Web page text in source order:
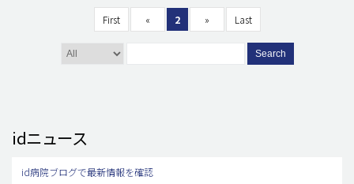
First « 2 » Last
Search
idニュース
id病院ブログで最新情報を確認